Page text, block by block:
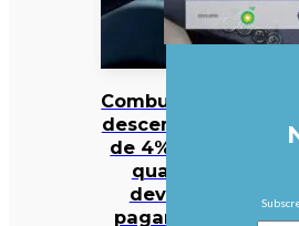
Combustíveis
descem mais
de 4%. Veja
quanto
deveria
pagar pela